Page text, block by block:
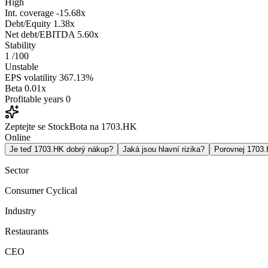
High
Int. coverage -15.68x
Debt/Equity 1.38x
Net debt/EBITDA 5.60x
Stability
1 /100
Unstable
EPS volatility 367.13%
Beta 0.01x
Profitable years 0
Zeptejte se StockBota na 1703.HK
Online
Je teď 1703.HK dobrý nákup? Jaká jsou hlavní rizika? Porovnej
Sector
Consumer Cyclical
Industry
Restaurants
CEO